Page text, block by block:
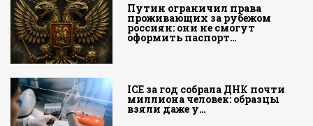
Путин ограничил права
проживающих за рубежом
россиян: они не смогут
оформить паспорт…
ICE за год собрала ДНК почти
миллиона человек: образцы
взяли даже у…